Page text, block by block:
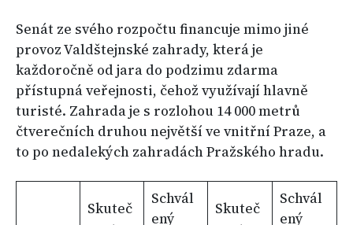
Senát ze svého rozpočtu financuje mimo jiné
provoz Valdštejnské zahrady, která je
každoročně od jara do podzimu zdarma
přístupná veřejnosti, čehož využívají hlavně
turisté. Zahrada je s rozlohou 14 000 metrů
čtverečních druhou největší ve vnitřní Praze, a
to po nedalekých zahradách Pražského hradu.
Skuteč
Schvál
ený
Skuteč
Schvál
ený